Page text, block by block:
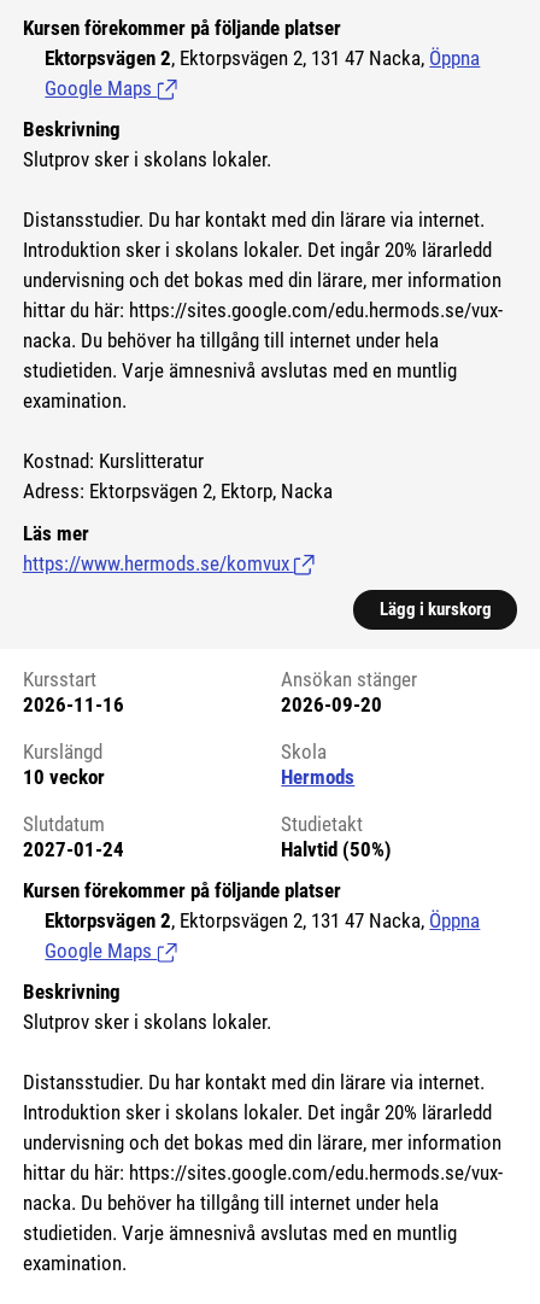
Kursen förekommer på följande platser
Ektorpsvägen 2, Ektorpsvägen 2, 131 47 Nacka, Öppna
Google Maps (Länk till extern sida.)
Beskrivning
Slutprov sker i skolans lokaler.
Distansstudier. Du har kontakt med din lärare via internet.
Introduktion sker i skolans lokaler. Det ingår 20% lärarledd
undervisning och det bokas med din lärare, mer information
hittar du här: https://sites.google.com/edu.hermods.se/vux-
nacka. Du behöver ha tillgång till internet under hela
studietiden. Varje ämnesnivå avslutas med en muntlig
examination.
Kostnad: Kurslitteratur
Adress: Ektorpsvägen 2, Ektorp, Nacka
Läs mer
https://www.hermods.se/komvux (Länk till extern sida.)
Lägg i kurskorg
Kursstart 6125431
Kursstart
2026-11-16
Ansökan stänger
2026-09-20
Kurslängd
10 veckor
Skola
Hermods
Slutdatum
2027-01-24
Studietakt
Halvtid (50%)
Kursen förekommer på följande platser
Ektorpsvägen 2, Ektorpsvägen 2, 131 47 Nacka, Öppna
Google Maps (Länk till extern sida.)
Beskrivning
Slutprov sker i skolans lokaler.
Distansstudier. Du har kontakt med din lärare via internet.
Introduktion sker i skolans lokaler. Det ingår 20% lärarledd
undervisning och det bokas med din lärare, mer information
hittar du här: https://sites.google.com/edu.hermods.se/vux-
nacka. Du behöver ha tillgång till internet under hela
studietiden. Varje ämnesnivå avslutas med en muntlig
examination.